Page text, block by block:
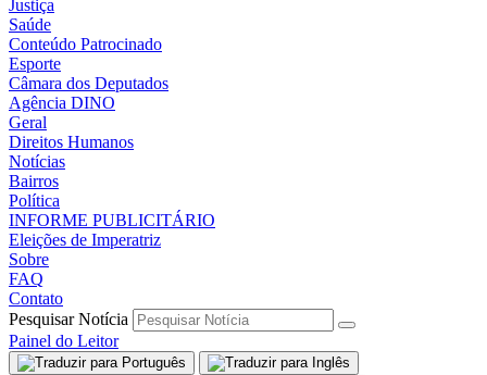
Justiça
Saúde
Conteúdo Patrocinado
Esporte
Câmara dos Deputados
Agência DINO
Geral
Direitos Humanos
Notícias
Bairros
Política
INFORME PUBLICITÁRIO
Eleições de Imperatriz
Sobre
FAQ
Contato
Pesquisar Notícia
Painel do Leitor